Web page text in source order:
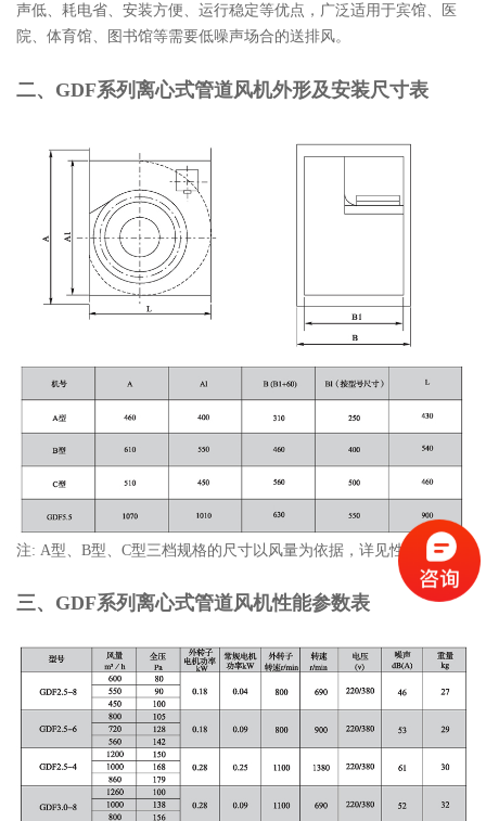
声低、耗电省、安装方便、运行稳定等优点，广泛适用于宾馆、医
院、体育馆、图书馆等需要低噪声场合的送排风。
二、GDF系列离心式管道风机外形及安装尺寸表
注: A型、B型、C型三档规格的尺寸以风量为依据，详见性能参数.
三、GDF系列离心式管道风机性能参数表